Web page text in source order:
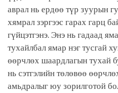
аврал нь ердөө түр зуурын
хямрал зэргээс гарах гарц
гүйцэтгэнэ. Энэ нь гадаад
тухайлбал ямар нэг тусгай
өөрчлөх шаардлагын тухай
нь сэтгэлийн төлөвөө
амьдралыг юу зорилготой